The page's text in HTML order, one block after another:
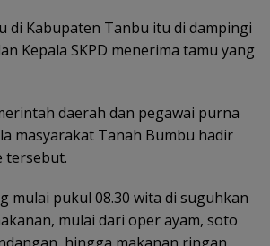
di Kabupaten Tanbu itu di dampingi
Kepala SKPD menerima tamu yang
daerah dan pegawai purna
masyarakat Tanah Bumbu hadir
tersebut.
mulai pukul 08.30 wita di suguhkan
mulai dari oper ayam, soto